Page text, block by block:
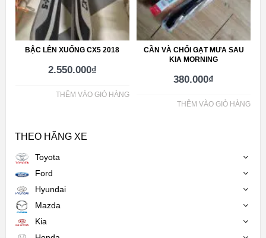
BẬC LÊN XUỐNG CX5 2018
2.550.000₫
THÊM VÀO GIỎ HÀNG
CẦN VÀ CHỔI GẠT MƯA SAU
KIA MORNING
380.000₫
THÊM VÀO GIỎ HÀNG
THEO HÃNG XE
Toyota
Ford
Hyundai
Mazda
Kia